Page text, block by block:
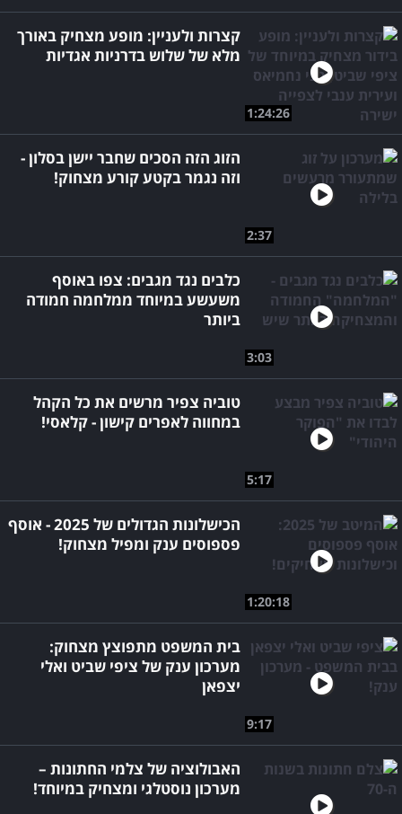
1:24:26
קצרות ולעניין: מופע מצחיק באורך
מלא של שלוש בדרניות אגדיות
2:37
הזוג הזה הסכים שחבר יישן בסלון -
וזה נגמר בקטע קורע מצחוק!
3:03
כלבים נגד מגבים: צפו באוסף
משעשע במיוחד ממלחמה חמודה
ביותר
5:17
טוביה צפיר מרשים את כל הקהל
במחווה לאפרים קישון - קלאסי!
1:20:18
הכישלונות הגדולים של 2025 - אוסף
פספוסים ענק ומפיל מצחוק!
9:17
בית המשפט מתפוצץ מצחוק:
מערכון ענק של ציפי שביט ואלי
יצפאן
האבולוציה של צלמי החתונות –
מערכון נוסטלגי ומצחיק במיוחד!